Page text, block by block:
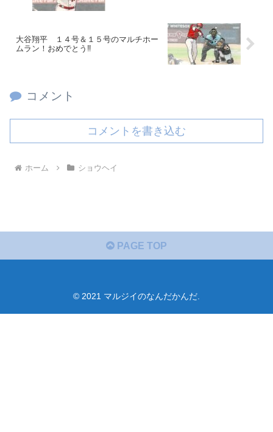
大谷翔平 １４号＆１５号のマルチホー
ムラン！おめでとう‼
コメント
コメントを書き込む
ホーム ショウヘイ
PAGE TOP
© 2021 マルジイのなんだかんだ.